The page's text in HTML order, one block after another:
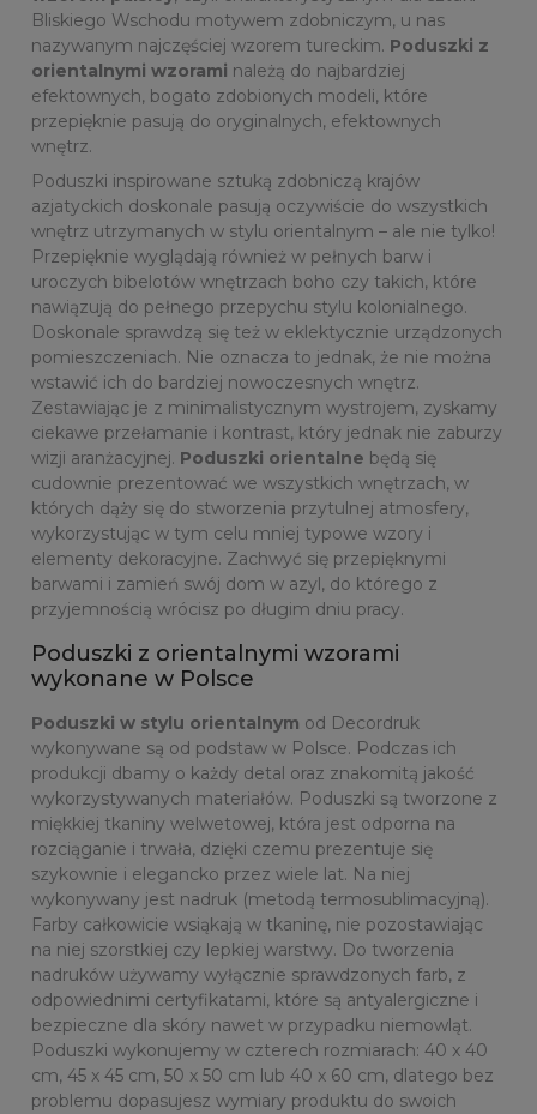
Bliskiego Wschodu motywem zdobniczym, u nas
nazywanym najczęściej wzorem tureckim. Poduszki z
orientalnymi wzorami należą do najbardziej
efektownych, bogato zdobionych modeli, które
przepięknie pasują do oryginalnych, efektownych
wnętrz.
Poduszki inspirowane sztuką zdobniczą krajów
azjatyckich doskonale pasują oczywiście do wszystkich
wnętrz utrzymanych w stylu orientalnym – ale nie tylko!
Przepięknie wyglądają również w pełnych barw i
uroczych bibelotów wnętrzach boho czy takich, które
nawiązują do pełnego przepychu stylu kolonialnego.
Doskonale sprawdzą się też w eklektycznie urządzonych
pomieszczeniach. Nie oznacza to jednak, że nie można
wstawić ich do bardziej nowoczesnych wnętrz.
Zestawiając je z minimalistycznym wystrojem, zyskamy
ciekawe przełamanie i kontrast, który jednak nie zaburzy
wizji aranżacyjnej. Poduszki orientalne będą się
cudownie prezentować we wszystkich wnętrzach, w
których dąży się do stworzenia przytulnej atmosfery,
wykorzystując w tym celu mniej typowe wzory i
elementy dekoracyjne. Zachwyć się przepięknymi
barwami i zamień swój dom w azyl, do którego z
przyjemnością wrócisz po długim dniu pracy.
Poduszki z orientalnymi wzorami
wykonane w Polsce
Poduszki w stylu orientalnym od Decordruk
wykonywane są od podstaw w Polsce. Podczas ich
produkcji dbamy o każdy detal oraz znakomitą jakość
wykorzystywanych materiałów. Poduszki są tworzone z
miękkiej tkaniny welwetowej, która jest odporna na
rozciąganie i trwała, dzięki czemu prezentuje się
szykownie i elegancko przez wiele lat. Na niej
wykonywany jest nadruk (metodą termosublimacyjną).
Farby całkowicie wsiąkają w tkaninę, nie pozostawiając
na niej szorstkiej czy lepkiej warstwy. Do tworzenia
nadruków używamy wyłącznie sprawdzonych farb, z
odpowiednimi certyfikatami, które są antyalergiczne i
bezpieczne dla skóry nawet w przypadku niemowląt.
Poduszki wykonujemy w czterech rozmiarach: 40 x 40
cm, 45 x 45 cm, 50 x 50 cm lub 40 x 60 cm, dlatego bez
problemu dopasujesz wymiary produktu do swoich